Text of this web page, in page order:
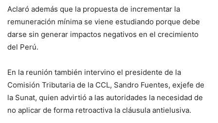
Aclaró además que la propuesta de incrementar la
remuneración mínima se viene estudiando porque debe
darse sin generar impactos negativos en el crecimiento
del Perú.
En la reunión también intervino el presidente de la
Comisión Tributaria de la CCL, Sandro Fuentes, exjefe de
la Sunat, quien advirtió a las autoridades la necesidad de
no aplicar de forma retroactiva la cláusula antielusiva.